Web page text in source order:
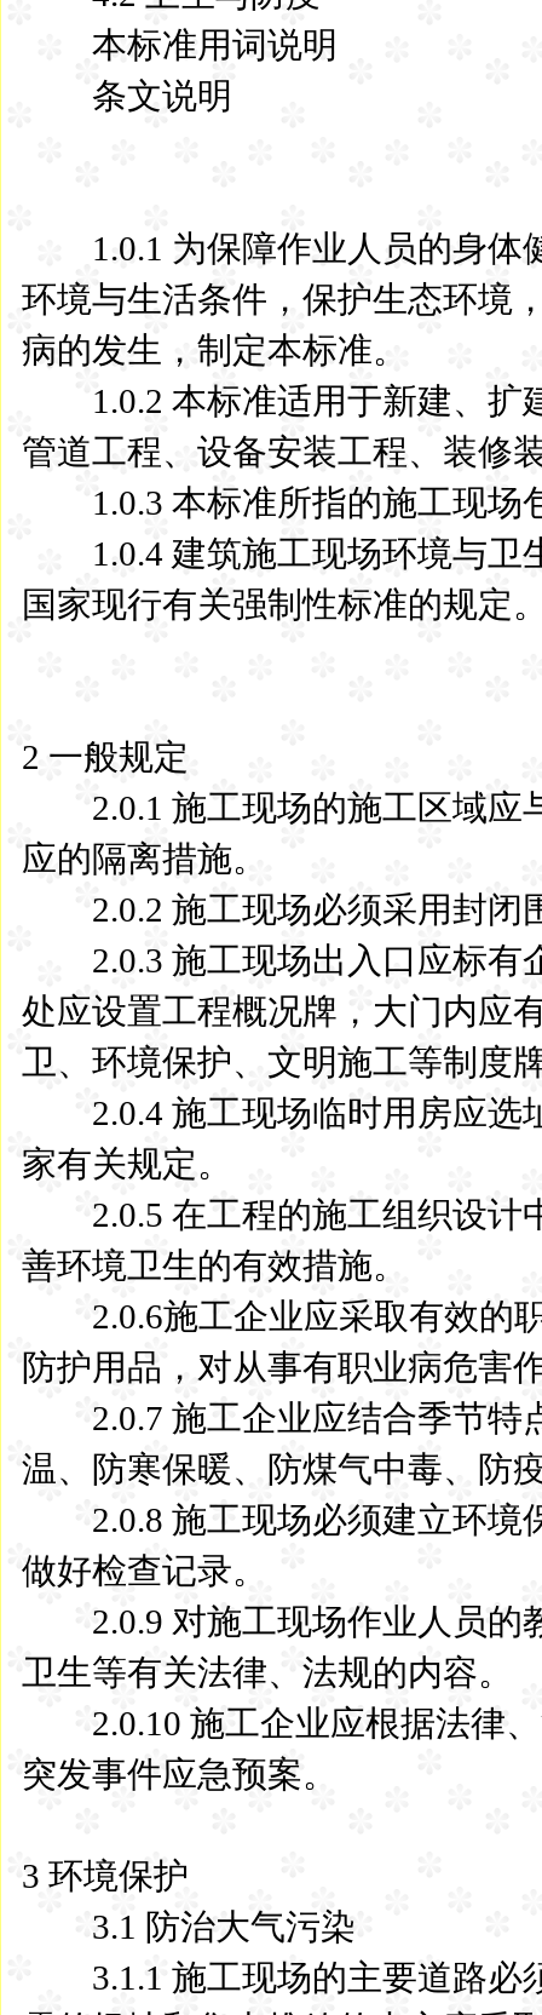
本标准用词说明
条文说明
1.0.1 为保障作业人员的身体
环境与生活条件，保护生态环境
病的发生，制定本标准。
1.0.2 本标准适用于新建、扩
管道工程、设备安装工程、装修
1.0.3 本标准所指的施工现场
1.0.4 建筑施工现场环境与卫
国家现行有关强制性标准的规定
2 一般规定
2.0.1 施工现场的施工区域应
应的隔离措施。
2.0.2 施工现场必须采用封闭
2.0.3 施工现场出入口应标有
处应设置工程概况牌，大门内应
卫、环境保护、文明施工等制度
2.0.4 施工现场临时用房应选
家有关规定。
2.0.5 在工程的施工组织设计
善环境卫生的有效措施。
2.0.6施工企业应采取有效的
防护用品，对从事有职业病危害
2.0.7 施工企业应结合季节特
温、防寒保暖、防煤气中毒、防
2.0.8 施工现场必须建立环境
做好检查记录。
2.0.9 对施工现场作业人员的
卫生等有关法律、法规的内容。
2.0.10 施工企业应根据法律、
突发事件应急预案。
3 环境保护
3.1 防治大气污染
3.1.1 施工现场的主要道路必